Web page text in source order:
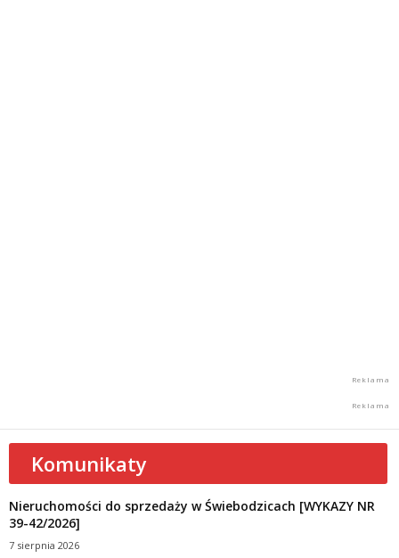
Komunikaty
Nieruchomości do sprzedaży w Świebodzicach [WYKAZY NR
39-42/2026]
7 sierpnia 2026